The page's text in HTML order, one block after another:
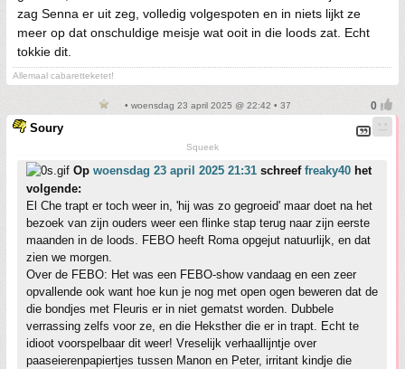
zag Senna er uit zeg, volledig volgespoten en in niets lijkt ze
meer op dat onschuldige meisje wat ooit in die loods zat. Echt
tokkie dit.
Allemaal cabaretteketet!
• woensdag 23 april 2025 @ 22:42 • 37
Soury
Squeek
Op woensdag 23 april 2025 21:31 schreef freaky40 het
volgende:
El Che trapt er toch weer in, 'hij was zo gegroeid' maar doet na het
bezoek van zijn ouders weer een flinke stap terug naar zijn eerste
maanden in de loods. FEBO heeft Roma opgejut natuurlijk, en dat
zien we morgen.
Over de FEBO: Het was een FEBO-show vandaag en een zeer
opvallende ook want hoe kun je nog met open ogen beweren dat de
die bondjes met Fleuris er in niet gematst worden. Dubbele
verrassing zelfs voor ze, en die Heksther die er in trapt. Echt te
idioot voorspelbaar dit weer! Vreselijk verhaallijntje over
paaseierenpapiertjes tussen Manon en Peter, irritant kindje die